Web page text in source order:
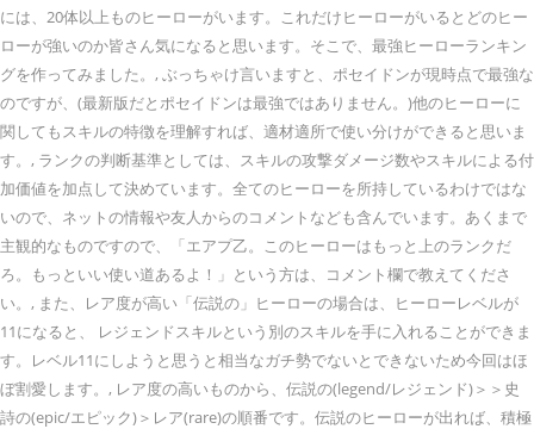
には、20体以上ものヒーローがいます。これだけヒーローがいるとどのヒー
ローが強いのか皆さん気になると思います。そこで、最強ヒーローランキン
グを作ってみました。, ぶっちゃけ言いますと、ポセイドンが現時点で最強な
のですが、(最新版だとポセイドンは最強ではありません。)他のヒーローに
関してもスキルの特徴を理解すれば、適材適所で使い分けができると思いま
す。, ランクの判断基準としては、スキルの攻撃ダメージ数やスキルによる付
加価値を加点して決めています。全てのヒーローを所持しているわけではな
いので、ネットの情報や友人からのコメントなども含んでいます。あくまで
主観的なものですので、「エアプ乙。このヒーローはもっと上のランクだ
ろ。もっといい使い道あるよ！」という方は、コメント欄で教えてくださ
い。, また、レア度が高い「伝説の」ヒーローの場合は、ヒーローレベルが
11になると、 レジェンドスキルという別のスキルを手に入れることができま
す。レベル11にしようと思うと相当なガチ勢でないとできないため今回はほ
ぼ割愛します。, レア度の高いものから、伝説の(legend/レジェンド)＞＞史
詩の(epic/エピック)＞レア(rare)の順番です。伝説のヒーローが出れば、積極